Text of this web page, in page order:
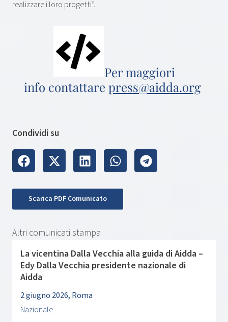
realizzare i loro progetti”.
Per maggiori
info contattare press@aidda.org
Condividi su
Scarica PDF Comunicato
Altri comunicati stampa
La vicentina Dalla Vecchia alla guida di Aidda –
Edy Dalla Vecchia presidente nazionale di
Aidda
2 giugno 2026, Roma
Nazionale